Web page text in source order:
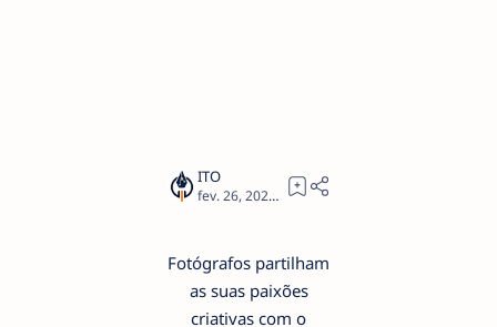
5
Fotógrafos partilham
as suas paixões
criativas com o